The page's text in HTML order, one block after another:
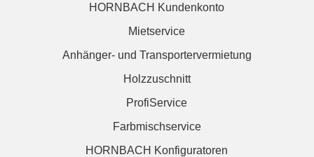
HORNBACH Kundenkonto
Mietservice
Anhänger- und Transportervermietung
Holzzuschnitt
ProfiService
Farbmischservice
HORNBACH Konfiguratoren